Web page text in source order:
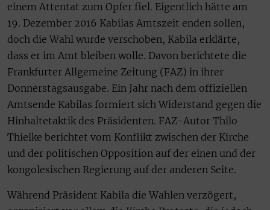
einem Attentat zum Opfer fiel. Eigentlich hätte am
19. Dezember 2016 Kabilas Amtszeit enden sollen,
doch die Wahl wurde verschoben, Kabila erklärte,
dass er im Amt bleiben wolle. Davon berichtete die
Frankfurter Allgemeine Zeitung (FAZ) in ihrer
Donnerstagsausgabe. Ein Jahr nach dem offiziellen
Amtsende Kabilas formiert sich Widerstand gegen die
Hinhaltetaktik des Präsidenten. FAZ-Autor Thilo
Thielke berichtet vom Konflikt zwischen der Kirche
und der politischen Opposition auf der einen und der
kongolesischen Regierung auf der anderen Seite.
Während Präsident Kabila die Wahlen verzögert,